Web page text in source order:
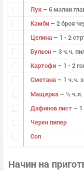
Лук – 6 малки
Камби – 2 броя
Целина – 1 - 2
Бульон – 3 ч.ч.
Картофи – 1 - 2
Сметана – 1 ч.ч.
Мащерка – ½
Дафинов лист – 1
Черен пипер
Сол
Начин на